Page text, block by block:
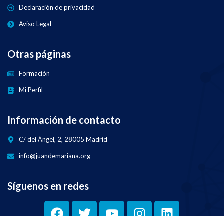
Declaración de privacidad
Aviso Legal
Otras páginas
Formación
Mi Perfil
Información de contacto
C/ del Ángel, 2, 28005 Madrid
info@juandemariana.org
Síguenos en redes